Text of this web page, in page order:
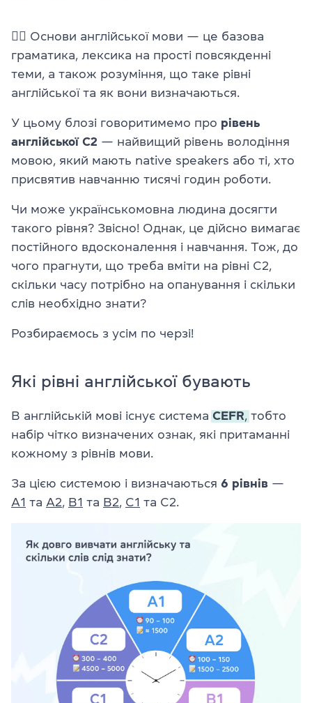
(063) 580 11 00
(098) 580 11 00
м. Київ, метро Золоті Ворота, вул. Ярославів Вал, 13/2-б,
✍🏼 Основи англійської мови — це базова
граматика, лексика на прості повсякденні
теми, а також розуміння, що таке рівні
англійської та як вони визначаються.
У цьому блозі говоритимемо про рівень
англійської C2 — найвищий рівень володіння
мовою, який мають native speakers або ті, хто
присвятив навчанню тисячі годин роботи.
Чи може українськомовна людина досягти
такого рівня? Звісно! Однак, це дійсно вимагає
постійного вдосконалення і навчання. Тож, до
чого прагнути, що треба вміти на рівні C2,
скільки часу потрібно на опанування і скільки
слів необхідно знати?
Розбираємось з усім по черзі!
Які рівні англійської бувають
В англійській мові існує система CEFR тобто
набір чітко визначених ознак, які притаманні
кожному з рівнів мови.
За цією системою і визначаються 6 рівнів —
A1 та А2 В1 та В2 С1 та С2.